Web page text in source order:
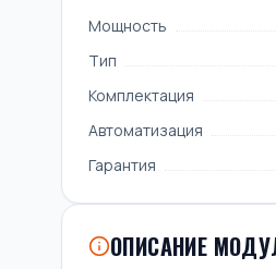
Мощность
Тип
Комплектация
Автоматизация
Гарантия
ОПИСАНИЕ